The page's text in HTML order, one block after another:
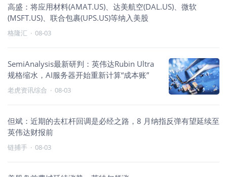
高盛：将应用材料(AMAT.US)、达美航空(DAL.US)、微软
(MSFT.US)、联合包裹(UPS.US)等纳入美股
格隆汇 · 08-03
SemiAnalysis最新研判：英伟达Rubin Ultra
规格缩水，AI服务器开始重新计算“成本账”
老虎资讯综合 · 08-03
但斌：近期的去杠杆回调是必经之路，8 月纳指反弹有望延续至
英伟达财报前
链捕手 · 08-03